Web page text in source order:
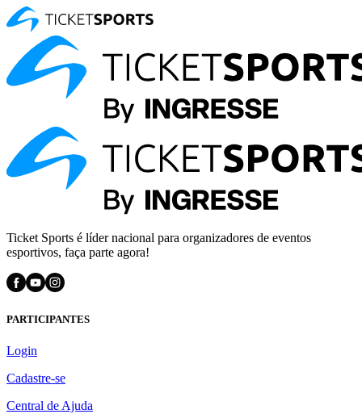
Ticket Sports é líder nacional para organizadores de eventos
esportivos, faça parte agora!
PARTICIPANTES
Login
Cadastre-se
Central de Ajuda